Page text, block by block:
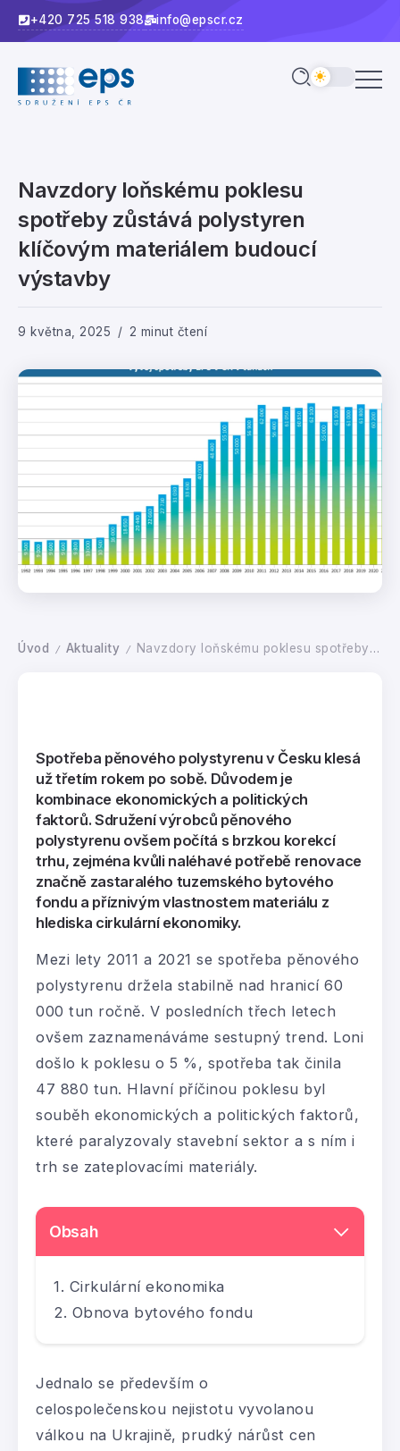
+420 725 518 938 info@epscr.cz
Navzdory loňskému poklesu
spotřeby zůstává polystyren
klíčovým materiálem budoucí
výstavby
9 května, 2025 2 minut čtení
Úvod / Aktuality / Navzdory loňskému poklesu spotřeby zůstává polystyren klíčovým materiálem budoucí výstavby
Spotřeba pěnového polystyrenu v Česku klesá
už třetím rokem po sobě. Důvodem je
kombinace ekonomických a politických
faktorů. Sdružení výrobců pěnového
polystyrenu ovšem počítá s brzkou korekcí
trhu, zejména kvůli naléhavé potřebě renovace
značně zastaralého tuzemského bytového
fondu a příznivým vlastnostem materiálu z
hlediska cirkulární ekonomiky.
Mezi lety 2011 a 2021 se spotřeba pěnového
polystyrenu držela stabilně nad hranicí 60
000 tun ročně. V posledních třech letech
ovšem zaznamenáváme sestupný trend. Loni
došlo k poklesu o 5 %, spotřeba tak činila
47 880 tun. Hlavní příčinou poklesu byl
souběh ekonomických a politických faktorů,
které paralyzovaly stavební sektor a s ním i
trh se zateplovacími materiály.
Obsah
Cirkulární ekonomika
Obnova bytového fondu
Jednalo se především o
celospolečenskou nejistotu vyvolanou
válkou na Ukrajině, prudký nárůst cen